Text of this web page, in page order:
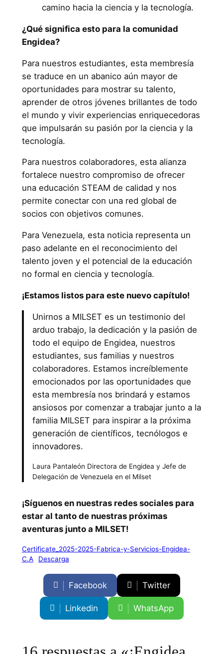
camino hacia la ciencia y la tecnología.
¿Qué significa esto para la comunidad
Engidea?
Para nuestros estudiantes, esta membresía
se traduce en un abanico aún mayor de
oportunidades para mostrar su talento,
aprender de otros jóvenes brillantes de todo
el mundo y vivir experiencias enriquecedoras
que impulsarán su pasión por la ciencia y la
tecnología.
Para nuestros colaboradores, esta alianza
fortalece nuestro compromiso de ofrecer
una educación STEAM de calidad y nos
permite conectar con una red global de
socios con objetivos comunes.
Para Venezuela, esta noticia representa un
paso adelante en el reconocimiento del
talento joven y el potencial de la educación
no formal en ciencia y tecnología.
¡Estamos listos para este nuevo capítulo!
Unirnos a MILSET es un testimonio del
arduo trabajo, la dedicación y la pasión de
todo el equipo de Engidea, nuestros
estudiantes, sus familias y nuestros
colaboradores. Estamos increíblemente
emocionados por las oportunidades que
esta membresía nos brindará y estamos
ansiosos por comenzar a trabajar junto a la
familia MILSET para inspirar a la próxima
generación de científicos, tecnólogos e
innovadores.
Laura Pantaleón Directora de Engidea y Jefe de
Delegación de Venezuela en el Milset
¡Síguenos en nuestras redes sociales para
estar al tanto de nuestras próximas
aventuras junto a MILSET!
Certificate_2025-2025-Fabrica-y-Servicios-Engidea-
C.A
Descarga
Facebook Twitter
Linkedin WhatsApp